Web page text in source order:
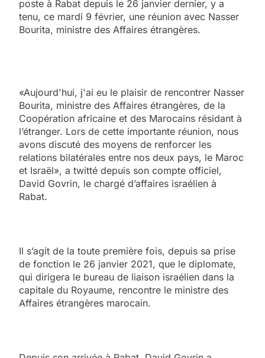
poste à Rabat depuis le 26 janvier dernier, y a
tenu, ce mardi 9 février, une réunion avec Nasser
Bourita, ministre des Affaires étrangères.
«Aujourd'hui, j'ai eu le plaisir de rencontrer Nasser
Bourita, ministre des Affaires étrangères, de la
Coopération africaine et des Marocains résidant à
l’étranger. Lors de cette importante réunion, nous
avons discuté des moyens de renforcer les
relations bilatérales entre nos deux pays, le Maroc
et Israël», a twitté depuis son compte officiel,
David Govrin, le chargé d’affaires israélien à
Rabat.
Il s’agit de la toute première fois, depuis sa prise
de fonction le 26 janvier 2021, que le diplomate,
qui dirigera le bureau de liaison israélien dans la
capitale du Royaume, rencontre le ministre des
Affaires étrangères marocain.